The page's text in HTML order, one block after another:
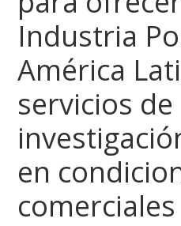
Industria
América
servicios de
en
comerciales